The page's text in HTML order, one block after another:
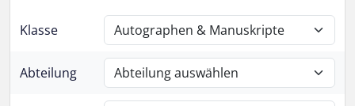
Klasse
Abteilung